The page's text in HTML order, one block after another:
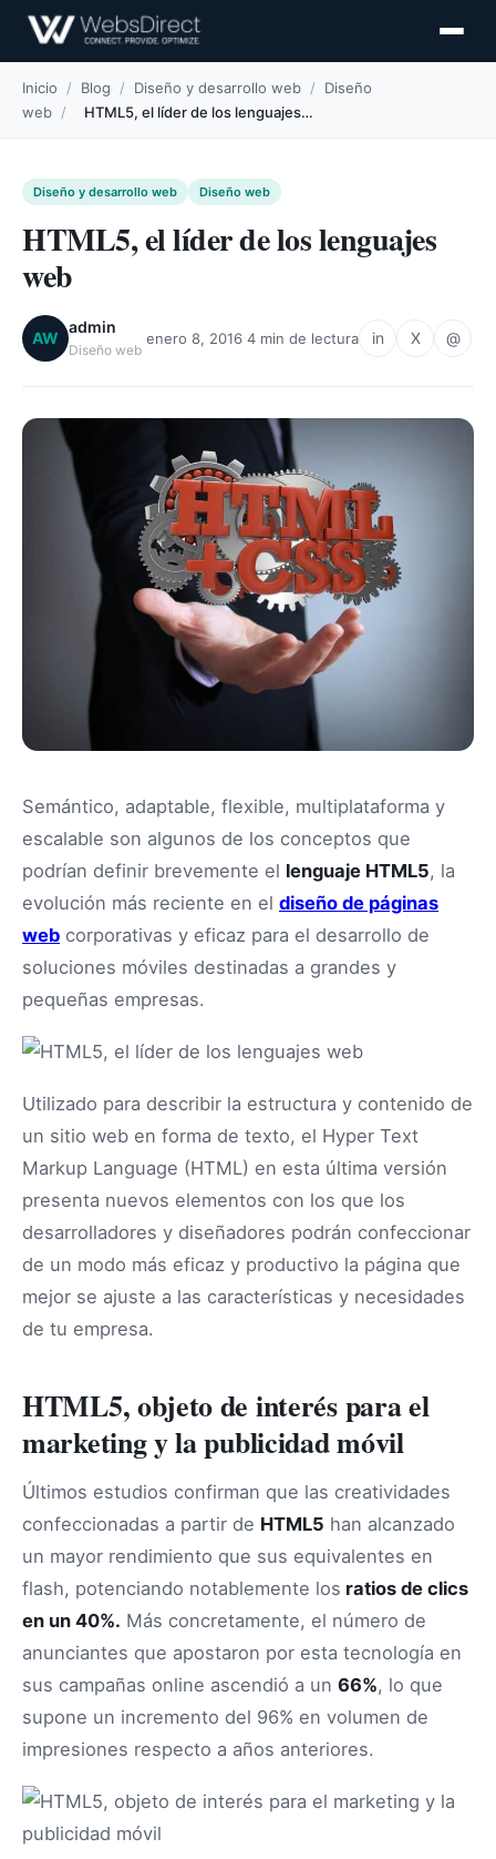
Inicio / Blog / Diseño y desarrollo web /
Diseño
web / HTML5, el líder de los lenguajes…
Diseño y desarrollo web Diseño web
HTML5, el líder de los lenguajes
web
AW
admin
Diseño web
enero 8, 2016 4 min de lectura in X @
Semántico, adaptable, flexible, multiplataforma y
escalable son algunos de los conceptos que
podrían definir brevemente el lenguaje HTML5, la
evolución más reciente en el diseño de páginas
web corporativas y eficaz para el desarrollo de
soluciones móviles destinadas a grandes y
pequeñas empresas.
Utilizado para describir la estructura y contenido de
un sitio web en forma de texto, el Hyper Text
Markup Language (HTML) en esta última versión
presenta nuevos elementos con los que los
desarrolladores y diseñadores podrán confeccionar
de un modo más eficaz y productivo la página que
mejor se ajuste a las características y necesidades
de tu empresa.
HTML5, objeto de interés para el
marketing y la publicidad móvil
Últimos estudios confirman que las creatividades
confeccionadas a partir de HTML5 han alcanzado
un mayor rendimiento que sus equivalentes en
flash, potenciando notablemente los ratios de clics
en un 40%. Más concretamente, el número de
anunciantes que apostaron por esta tecnología en
sus campañas online ascendió a un 66%, lo que
supone un incremento del 96% en volumen de
impresiones respecto a años anteriores.